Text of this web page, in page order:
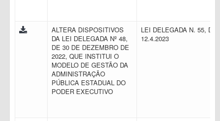
ALTERA DISPOSITIVOS
DA LEI DELEGADA Nº 48,
DE 30 DE DEZEMBRO DE
2022, QUE INSTITUI O
MODELO DE GESTÃO DA
ADMINISTRAÇÃO
PÚBLICA ESTADUAL DO
PODER EXECUTIVO
LEI DELEGADA N. 55, DE
12.4.2023